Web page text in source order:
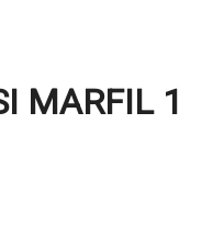
MARFIL 1